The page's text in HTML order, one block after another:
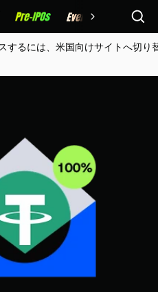
報酬
るには、米国向けサイトへ切り
Futures Battle
& Micron to earn $505 MUG
Exclusive
Win Up to 1,000 USDT